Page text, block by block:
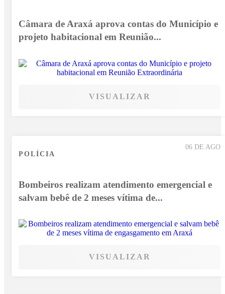
Câmara de Araxá aprova contas do Município e
projeto habitacional em Reunião...
VISUALIZAR
06 DE AGO
POLÍCIA
Bombeiros realizam atendimento emergencial e
salvam bebê de 2 meses vítima de...
VISUALIZAR